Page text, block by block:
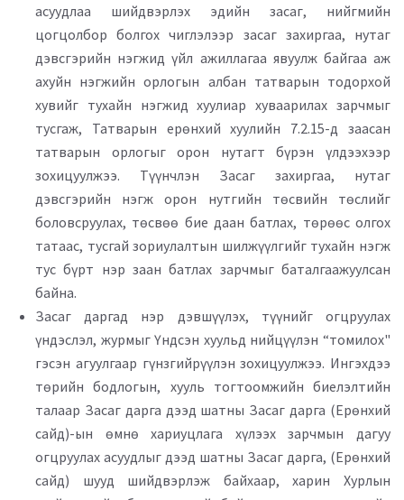
асуудлаа шийдвэрлэх эдийн засаг, нийгмийн
цогцолбор болгох чиглэлээр засаг захиргаа, нутаг
дэвсгэрийн нэгжид үйл ажиллагаа явуулж байгаа аж
ахуйн нэгжийн орлогын албан татварын тодорхой
хувийг тухайн нэгжид хуулиар хуваарилах зарчмыг
тусгаж, Татварын ерөнхий хуулийн 7.2.15-д заасан
татварын орлогыг орон нутагт бүрэн үлдээхээр
зохицуулжээ. Түүнчлэн Засаг захиргаа, нутаг
дэвсгэрийн нэгж орон нутгийн төсвийн төслийг
боловсруулах, төсвөө бие даан батлах, төрөөс олгох
татаас, тусгай зориулалтын шилжүүлгийг тухайн нэгж
тус бүрт нэр заан батлах зарчмыг баталгаажуулсан
байна.
Засаг даргад нэр дэвшүүлэх, түүнийг огцруулах
үндэслэл, журмыг Үндсэн хуульд нийцүүлэн “томилох"
гэсэн агуулгаар гүнзгийрүүлэн зохицуулжээ. Ингэхдээ
төрийн бодлогын, хууль тогтоомжийн биелэлтийн
талаар Засаг дарга дээд шатны Засаг дарга (Ерөнхий
сайд)-ын өмнө хариуцлага хүлээх зарчмын дагуу
огцруулах асуудлыг дээд шатны Засаг дарга, (Ерөнхий
сайд) шууд шийдвэрлэж байхаар, харин Хурлын